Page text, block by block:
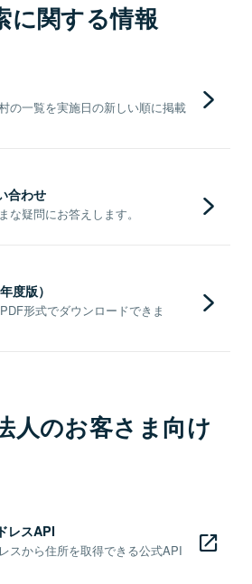
に関する情報
の一覧を実施日の新しい順に掲載
合わせ
な疑問にお答えします。
度版）
形式でダウンロードできま
人のお客さま向け
レスAPI
スから住所を取得できる公式API